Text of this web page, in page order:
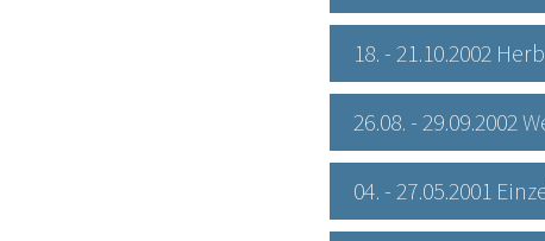
18. - 21.10.2002
26.08. -
04. - 27.05.2001